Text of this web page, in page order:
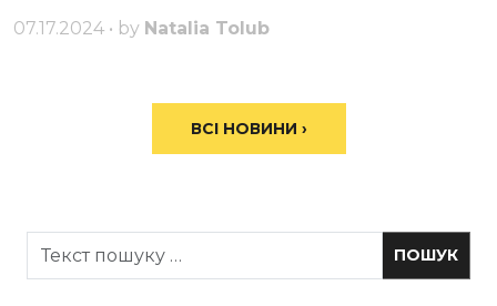
07.17.2024 • by Natalia Tolub
ВСІ НОВИНИ ›